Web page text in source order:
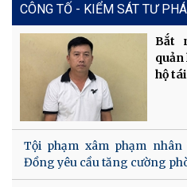
CÔNG TỐ - KIỂM SÁT TƯ
Bắt
quản
hộ
Tội phạm xâm phạm
Đồng yêu cầu tăng cường